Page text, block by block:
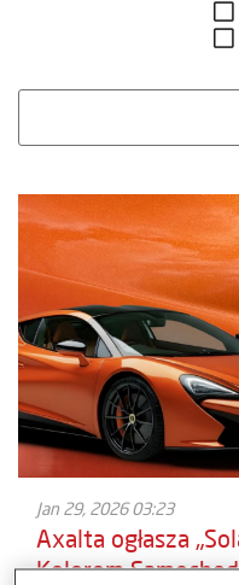
Jan 29, 2026 03:23
Axalta ogłasza
Kolorem